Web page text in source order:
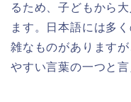
るため、子どもから
ます。日本語には多
雑なものがあります
やすい言葉の一つと言